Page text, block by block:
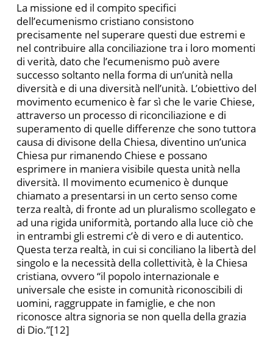
La missione ed il compito specifici
dell’ecumenismo cristiano consistono
precisamente nel superare questi due estremi e
nel contribuire alla conciliazione tra i loro momenti
di verità, dato che l’ecumenismo può avere
successo soltanto nella forma di un’unità nella
diversità e di una diversità nell’unità. L’obiettivo del
movimento ecumenico è far sì che le varie Chiese,
attraverso un processo di riconciliazione e di
superamento di quelle differenze che sono tuttora
causa di divisone della Chiesa, diventino un’unica
Chiesa pur rimanendo Chiese e possano
esprimere in maniera visibile questa unità nella
diversità. Il movimento ecumenico è dunque
chiamato a presentarsi in un certo senso come
terza realtà, di fronte ad un pluralismo scollegato e
ad una rigida uniformità, portando alla luce ciò che
in entrambi gli estremi c’è di vero e di autentico.
Questa terza realtà, in cui si conciliano la libertà del
singolo e la necessità della collettività, è la Chiesa
cristiana, ovvero “il popolo internazionale e
universale che esiste in comunità riconoscibili di
uomini, raggruppate in famiglie, e che non
riconosce altra signoria se non quella della grazia
di Dio.”[12]